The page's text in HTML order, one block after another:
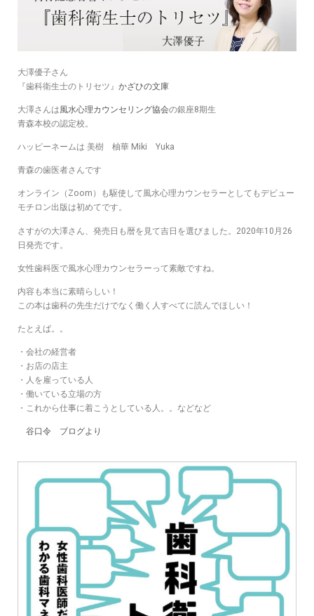
大澤優子さん
『歯科衛生士のトリセツ』 かざひの文庫
大澤さんは風水心理カウンセリング協会の銀座8期生
青森本校の認定校。
ハッピーネームは 美樹 柚華 Miki Yuka
青森の歯医者さんです
オンライン（Zoom）も駆使して風水心理カウンセラーとしてもデビュー
モチロン出版は初めてです。
さすがの大澤さん、発売日も暦を見て吉日を選びました。2020年10月26
日発売です。
女性歯科医で風水心理カウンセラーって素敵ですね。
内容も本当に素晴らしい！
この本は歯科の先生だけでなく働く人すべてに読んでほしい！
たとえば。。
・会社の経営者
・お店の店主
・人を雇っている人
・働いている立場の方
・これから仕事に着こうとしている人。。などなど
谷口令 ブログより